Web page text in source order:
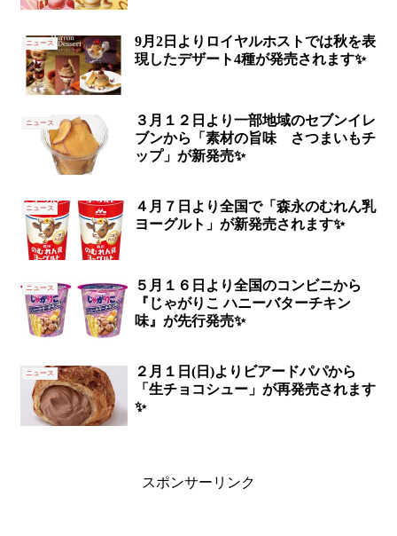
ニュース
9月2日よりロイヤルホストでは秋を表
現したデザート4種が発売されます✨
ニュース
３月１２日より一部地域のセブンイレ
ブンから「素材の旨味 さつまいもチ
ップ」が新発売✨
ニュース
４月７日より全国で「森永のむれん乳
ヨーグルト」が新発売されます✨
ニュース
５月１６日より全国のコンビニから
『じゃがりこ ハニーバターチキン
味』が先行発売✨
ニュース
２月１日(日)よりビアードパパから
「生チョコシュー」が再発売されます
✨
スポンサーリンク